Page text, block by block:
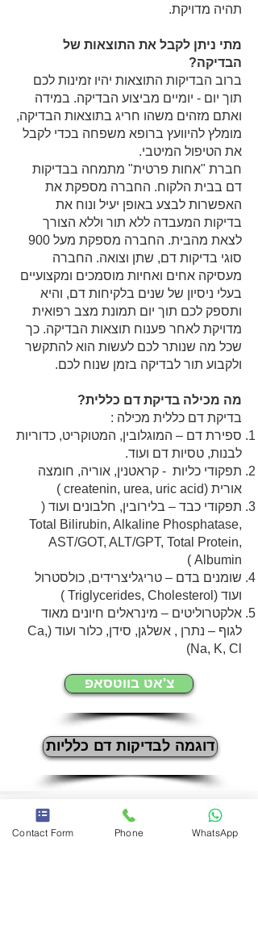
תהיה מדויקת.
מתי ניתן לקבל את התוצאות של
הבדיקה?
ברוב הבדיקות התוצאות יהיו זמינות לכם
תוך יום - יומיים מביצוע הבדיקה. במידה
ואתם מזהים משהו חריג בתוצאות הבדיקה,
מומלץ להיוועץ ברופא משפחה בכדי לקבל
את הטיפול המיטבי.
חברת "אחות פרטית" מתמחה בבדיקות
דם בבית הלקוח. החברה מספקת את
האפשרות לבצע באופן יעיל ונוח את
בדיקות המעבדה ללא תור וללא הצורך
לצאת מהבית. החברה מספקת מעל 900
סוגי בדיקות דם, שתן וצואה. החברה
מעסיקה אחים ואחיות מוסמכים ומקצועיים
בעלי ניסיון של שנים בלקיחות דם, והיא
ותספק לכם תוך יום תמונת מצב רפואית
מדויקת לאחר פענוח תוצאות הבדיקה. כך
שכל מה שנותר לכם לעשות הוא להתקשר
ולקבוע תור לבדיקה בזמן שנוח לכם.
מה מכילה בדיקת דם כללית?
בדיקת דם כללית מכילה :
ספירת דם – המוגלובין, המטוקריט, כדוריות
לבנות, טסיות דם ועוד.
תפקודי כליות - קראטנין, אוריה, חומצה
אורית (createnin, urea, uric acid )
תפקודי כבד – בלירובין, חלבונים ועוד (
Total Bilirubin, Alkaline Phosphatase,
AST/GOT, ALT/GPT, Total Protein,
Albumin )
שומנים בדם – טריגליצרידים, כולסטרול
ועוד (Triglycerides, Cholesterol )
אלקטרוליטים – מינראלים חיונים מאוד
לגוף – נתרן , אשלגן, סידן, כלור ועוד (Ca,
Na, K, Cl)
צ'אט בווטסאפ
דוגמה לבדיקות דם כלליות
צור קשר Contact Form Phone WhatsApp